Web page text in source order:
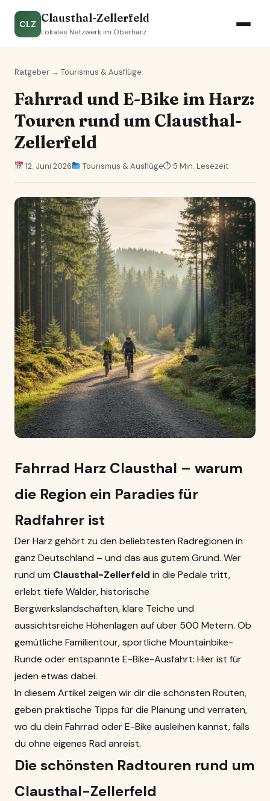
CLZ Clausthal-Zellerfeld
Lokales Netzwerk im Oberharz
Ratgeber → Tourismus & Ausflüge
Fahrrad und E-Bike im Harz:
Touren rund um Clausthal-
Zellerfeld
12. Juni 2026 Tourismus & Ausflüge⏱ 5 Min. Lesezeit
Fahrrad Harz Clausthal – warum
die Region ein Paradies für
Radfahrer ist
Der Harz gehört zu den beliebtesten Radregionen in
ganz Deutschland – und das aus gutem Grund. Wer
rund um Clausthal-Zellerfeld in die Pedale tritt,
erlebt tiefe Wälder, historische
Bergwerkslandschaften, klare Teiche und
aussichtsreiche Höhenlagen auf über 500 Metern. Ob
gemütliche Familientour, sportliche Mountainbike-
Runde oder entspannte E-Bike-Ausfahrt: Hier ist für
jeden etwas dabei.
In diesem Artikel zeigen wir dir die schönsten Routen,
geben praktische Tipps für die Planung und verraten,
wo du dein Fahrrad oder E-Bike ausleihen kannst, falls
du ohne eigenes Rad anreist.
Die schönsten Radtouren rund um
Clausthal-Zellerfeld